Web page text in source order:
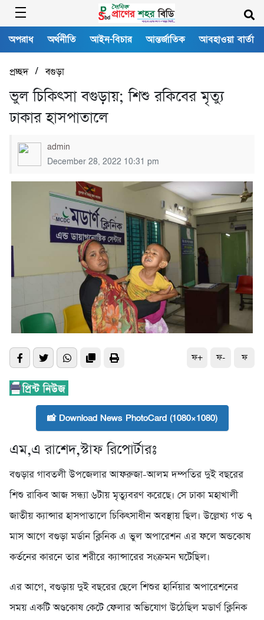
অপরাধ অর্থনীতি আইন-বিচার আন্তর্জাতিক আবহাওয়া বার্তা
প্রচ্ছদ/বগুড়া
ভুল চিকিৎসা বগুড়ায়; শিশু রকিবের মৃত্যু
ঢাকার হাসপাতালে
admin
December 28, 2022 10:31 pm
ফ+ ফ- ফ
📸 Download News PhotoCard (1080×1080)
এম,এ রাশেদ,স্টাফ রিপোর্টারঃ
বগুড়ার গাবতলী উপজেলার আফরুজা-আলম দম্পতির দুই বছরের
শিশু রাকিব আজ সন্ধ্যা ৬টায় মৃত্যুবরণ করেছে। সে ঢাকা মহাখালী
জাতীয় ক্যান্সার হাসপাতালে চিকিৎসাধীন অবস্থায় ছিল। উল্লেখ্য গত ৭
মাস আগে বগুড়া মর্ডান ক্লিনিক এ ভুল অপারেশন এর ফলে অন্ডকোষ
কর্তনের কারনে তার শরীরে ক্যান্সারের সংক্রমন ঘটেছিল।
এর আগে, বগুড়ায় দুই বছরের ছেলে শিশুর হার্নিয়ার অপারেশনের
সময় একটি অণ্ডকোষ কেটে ফেলার অভিযোগ উঠেছিল মডার্ণ ক্লিনিক